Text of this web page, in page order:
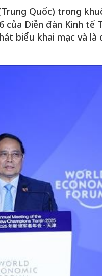
Quốc) trong
Diễn đàn Kinh tế
biểu khai mạc và là
nhà